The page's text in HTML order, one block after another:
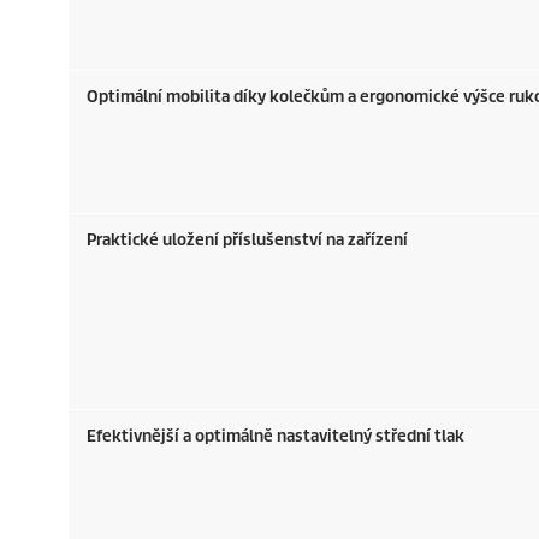
Optimální mobilita díky kolečkům a ergonomické výšce
Praktické uložení příslušenství na zařízení
Efektivnější a optimálně nastavitelný střední tlak